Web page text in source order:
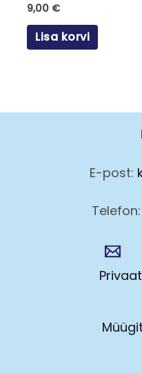
9,00 €
Lisa korvi
E-post:
Telefon: